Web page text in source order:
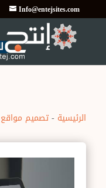
Info@entejsites.com
الرئيسية -تصميم مواقع